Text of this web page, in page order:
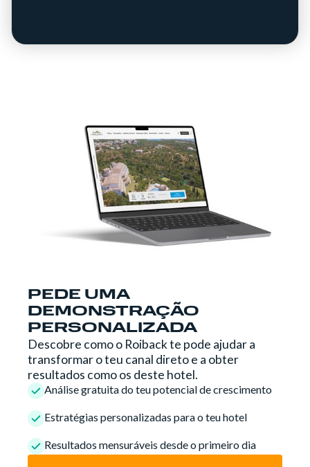
PEDE UMA
DEMONSTRAÇÃO
PERSONALIZADA
Descobre como o Roiback te pode ajudar a
transformar o teu canal direto e a obter
resultados como os deste hotel.
Análise gratuita do teu potencial de crescimento
Estratégias personalizadas para o teu hotel
Resultados mensuráveis desde o primeiro dia